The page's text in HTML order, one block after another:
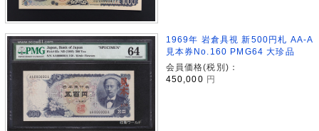
1969年 岩倉具視 新500円札 AA-A
見本券No.160 PMG64 大珍品
会員価格(税別)：
450,000 円